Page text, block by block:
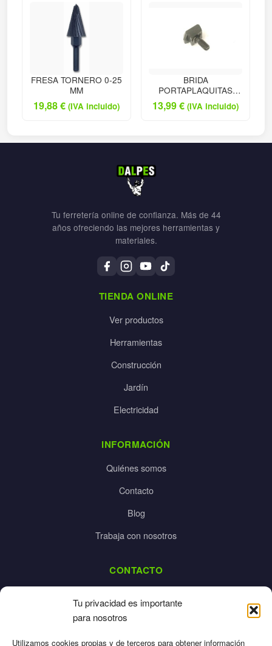
Tu privacidad es importante
para nosotros
Utilizamos cookies propias y de terceros para obtener información
FRESA TORNERO 0-25
MM
19,88€ (IVA incluido)
BRIDA
PORTAPLAQUITAS
TORNEADO
13,99€ (IVA incluido)
Tu ferretería online de confianza. Más de 44
años ofreciendo las mejores herramientas y
materiales.
TIENDA ONLINE
Ver productos
Herramientas
Construcción
Jardín
Electricidad
INFORMACIÓN
Quiénes somos
Contacto
Blog
Trabaja con nosotros
CONTACTO
925 532 213